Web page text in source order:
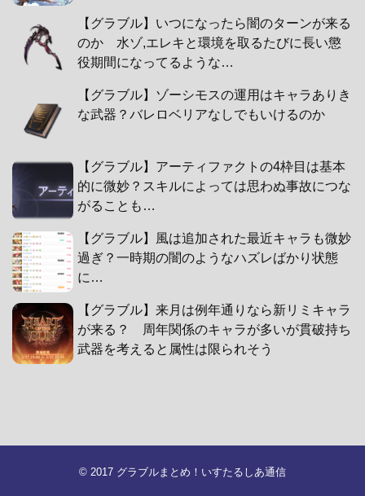
【グラブル】いつになったら闇のターンが来る
のか 水ゾ,エレキと環境を取るたびに長い懲
役期間になってるような…
【グラブル】ゾーシモスの運用はキャラありき
な武器？バレロベリアなしでもいけるのか
【グラブル】アーティファクトの4枠目は基本
的に微妙？スキルによっては思わぬ事故につな
がることも…
【グラブル】風は追加された最近キャラも微妙
過ぎ？一時期の闇のようなハズレばかり状態
に…
【グラブル】来月は例年通りなら新リミキャラ
が来る？ 周年関係のキャラが多いが貫破持ち
武器を考えると属性は限られそう
© 2017 グラブルまとめ！いすたるしあ通信